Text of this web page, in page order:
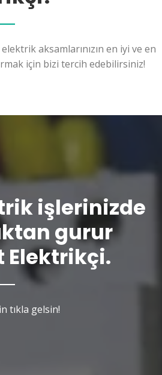
aksamlarınızın en iyi ve en
için bizi tercih edebilirsiniz!
işlerinizde
gurur
Elektrikçi.
tıkla gelsin!